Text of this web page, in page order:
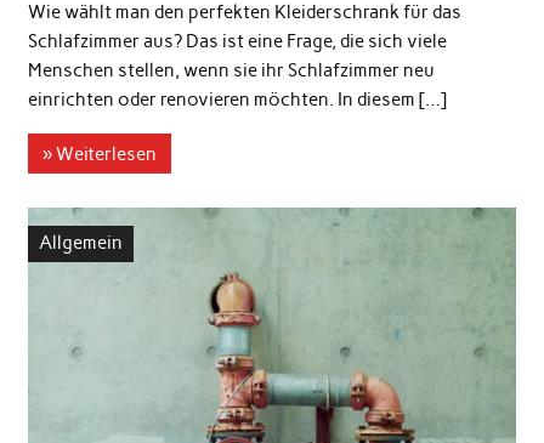
Wie wählt man den perfekten Kleiderschrank für das
Schlafzimmer aus? Das ist eine Frage, die sich viele
Menschen stellen, wenn sie ihr Schlafzimmer neu
einrichten oder renovieren möchten. In diesem […]
» Weiterlesen
Allgemein